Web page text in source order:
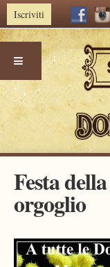
Iscriviti
Festa
orgoglio